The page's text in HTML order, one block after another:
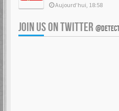
Aujourd’hui, 18:58
JOIN US ON TWITTER